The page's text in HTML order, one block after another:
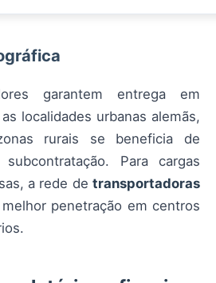
garantem entrega em
localidades urbanas alemãs,
rurais se beneficia de
Para cargas
a rede de transportadoras
penetração em centros